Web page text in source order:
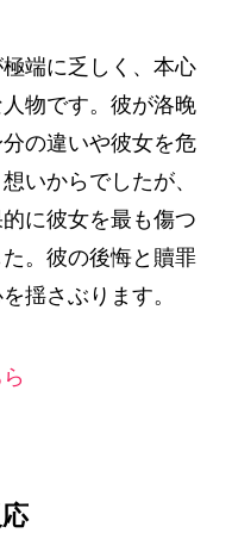
端に乏しく、本心
物です。彼が洛晚
の違いや彼女を危
いからでしたが、
に彼女を最も傷つ
。彼の後悔と贖罪
揺さぶります。